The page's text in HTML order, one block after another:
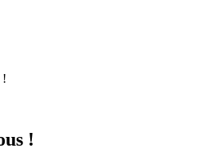
!
!